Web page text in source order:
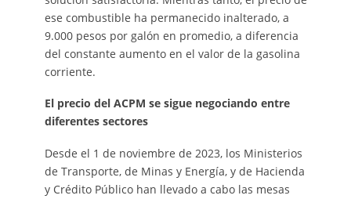
ese combustible ha permanecido inalterado, a
9.000 pesos por galón en promedio, a diferencia
del constante aumento en el valor de la gasolina
corriente.
El precio del ACPM se sigue negociando entre
diferentes sectores
Desde el 1 de noviembre de 2023, los Ministerios
de Transporte, de Minas y Energía, y de Hacienda
y Crédito Público han llevado a cabo las mesas